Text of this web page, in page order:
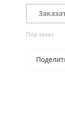
Под заказ